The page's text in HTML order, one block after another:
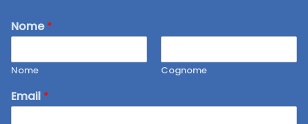
Nome*
Nome Cognome
Email *